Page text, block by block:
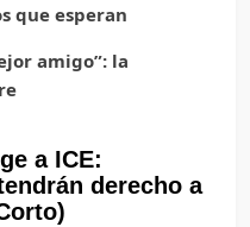
que esperan
amigo”: la
a ICE:
derecho a